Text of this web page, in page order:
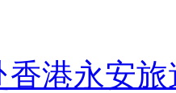
香港永安